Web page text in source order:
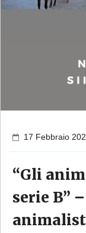
17 Febbraio
“Gli
serie B”